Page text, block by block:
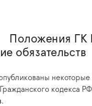
Положения ГК
обязательств
кодекса РФ
.